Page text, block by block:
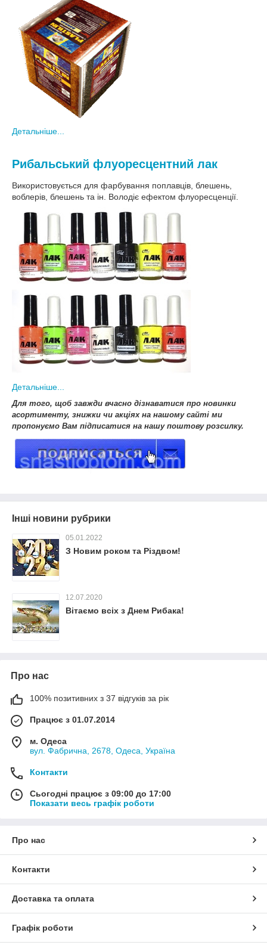
Детальніше...
Рибальський флуоресцентний лак
Використовується для фарбування поплавців, блешень,
воблерів, блешень та ін. Володіє ефектом флуоресценції.
Детальніше...
Для того, щоб завжди вчасно дізнаватися про новинки
асортименту, знижки чи акціях на нашому сайті ми
пропонуємо Вам підписатися на нашу поштову розсилку.
Інші новини рубрики
05.01.2022
З Новим роком та Різдвом!
12.07.2020
Вітаємо всіх з Днем Рибака!
Про нас
100% позитивних з 37 відгуків за рік
Працює з 01.07.2014
м. Одеса
вул. Фабрична, 2678, Одеса, Україна
Контакти
Сьогодні працює з 09:00 до 17:00
Показати весь графік роботи
Про нас
Контакти
Доставка та оплата
Графік роботи